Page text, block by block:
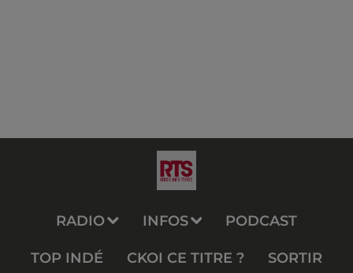
RADIO INFOS PODCAST
TOP INDÉ CKOI CE TITRE ? SORTIR